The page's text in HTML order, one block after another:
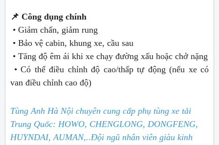
📌 Công dụng chính
• Giảm chấn, giảm rung
• Bảo vệ cabin, khung xe, cầu sau
• Tăng độ êm ái khi xe chạy đường xấu hoặc chở nặng
• Có thể điều chỉnh độ cao/thấp tự động (nếu xe có
van điều chỉnh cao độ)
Tùng Anh Hà Nội chuyên cung cấp phụ tùng xe tải
Trung Quốc: HOWO, CHENGLONG, DONGFENG,
HUYNDAI, AUMAN,..Đội ngũ nhân viên giàu kinh